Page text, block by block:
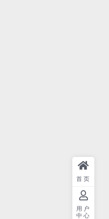
首页
用户
中心